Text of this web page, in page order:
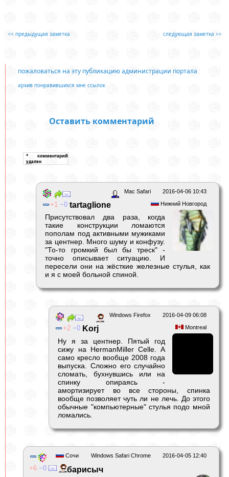
<< предыдущая заметка следующая заметка >>
пожаловаться на эту публикацию администрации портала
архив понравившихся мне ссылок
Оставить комментарий
2016-04-06 10:43
Mac Safari
Нижний Новгород
1 0 tartaglione
Присутствовал два раза, когда
такие конструкции ломаются
пополам под активными мужиками
за центнер. Много шуму и конфузу.
"То-то громкий был бы треск" -
точно описывает ситуацию. И
пересели они на жёсткие железные стулья, как
и я с моей больной спиной.
2016-04-09 06:08
Windows Firefox
Montreal
2 0 Korj
Ну я за центнер. Пятый год
сижу на HermanMiller Celle. А
само кресло вообще 2008 года
выпуска. Сложно его случайно
сломать, бухнувшись или на
спинку опираясь -
амортизирует во все стороны, спинка
вообще позволяет чуть ли не лечь. До этого
обычные "компьютерные" стулья подо мной
ломались.
2016-04-05 12:40
Windows Safari Chrome
Сочи
6 0 барисыч